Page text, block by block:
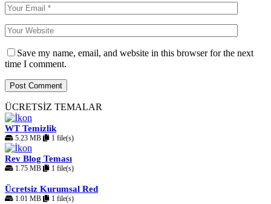
Save my name, email, and website in this browser for the next
time I comment.
ÜCRETSİZ TEMALAR
WT Temizlik
5.23 MB 1 file(s)
Rev Blog Teması
1.75 MB 1 file(s)
Ücretsiz Kurumsal Red
1.01 MB 1 file(s)